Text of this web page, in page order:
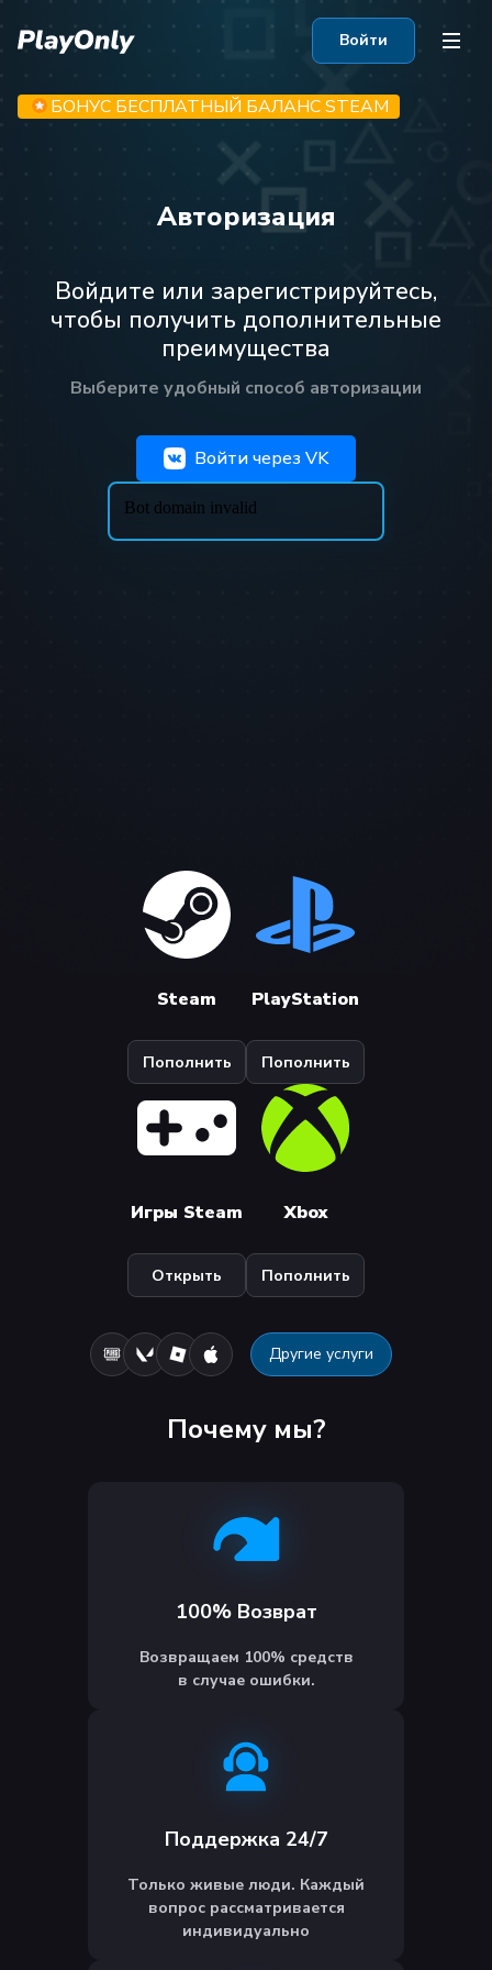
Войти
БОНУС БЕСПЛАТНЫЙ БАЛАНС STEAM
Авторизация
Войдите или зарегистрируйтесь,
чтобы получить дополнительные
преимущества
Выберите удобный способ авторизации
Войти через VK
Steam
Пополнить
PlayStation
Пополнить
Игры Steam
Открыть
Xbox
Пополнить
Другие услуги
Почему мы?
100% Возврат
Возвращаем 100% средств
в случае ошибки.
Поддержка 24/7
Только живые люди. Каждый
вопрос рассматривается
индивидуально